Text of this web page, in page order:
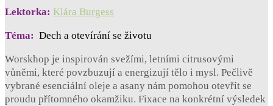
Lektorka: Klára Burgess
Téma: Dech a otevírání se životu
Worskhop je inspirován svežími, letními citrusovými
vůněmi, které povzbuzují a energizují tělo i mysl. Pečlivě
vybrané esenciální oleje a asany nám pomohou otevřít se
proudu přítomného okamžiku. Fixace na konkrétní výsledek